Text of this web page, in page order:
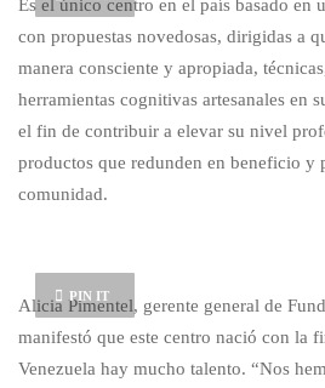
Es el único centro en el país basado en
con propuestas novedosas, dirigidas a
manera consciente y apropiada,
herramientas cognitivas artesanales en
el fin de contribuir a elevar su nivel
productos que redunden en beneficio y
comunidad.
PIN IT
Alicia Pimentel, gerente general de
manifestó que este centro nació con la
Venezuela hay mucho talento. “Nos